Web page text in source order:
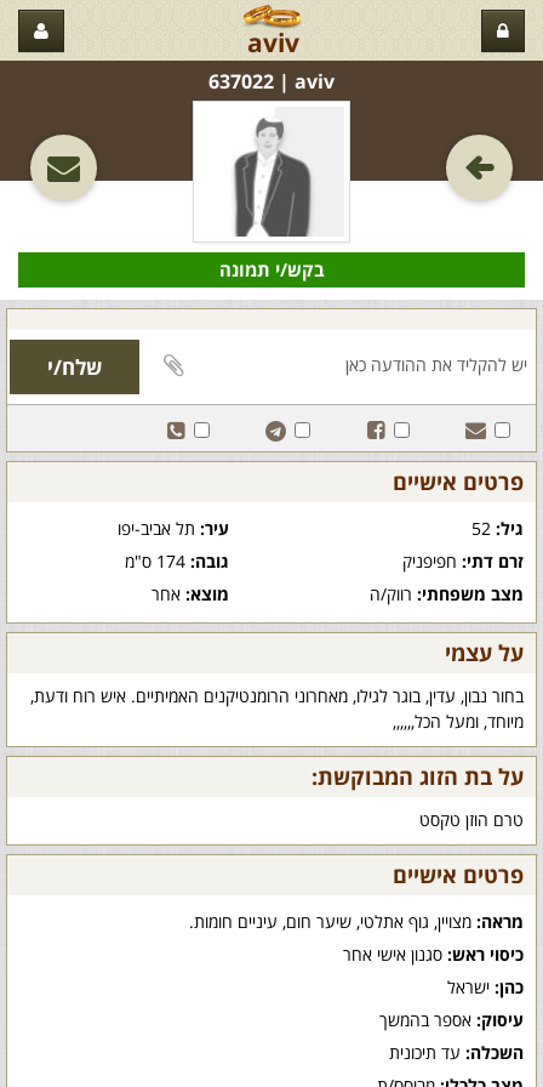
aviv
aviv‏ | 637022
בקש/י תמונה
פרטים אישיים
גיל: עיר:תל אביב-יפו
זרם דתי: חפיפניק גובה:174 ס"מ
מצב משפחתי: רווק/ה מוצא:אחר
על עצמי
בחור נבון, עדין, בוגר לגילו, מאחרוני הרומנטיקנים האמיתיים. איש רוח ודעת,
מיוחד, ומעל הכל,,,,,,
על בת הזוג המבוקשת:
טרם הוזן טקסט
פרטים אישיים
מראה: מצויין, גוף אתלטי, שיער חום, עיניים חומות.
כיסוי ראש: סגנון אישי אחר
כהן: ישראל
עיסוק: אספר בהמשך
השכלה: עד תיכונית